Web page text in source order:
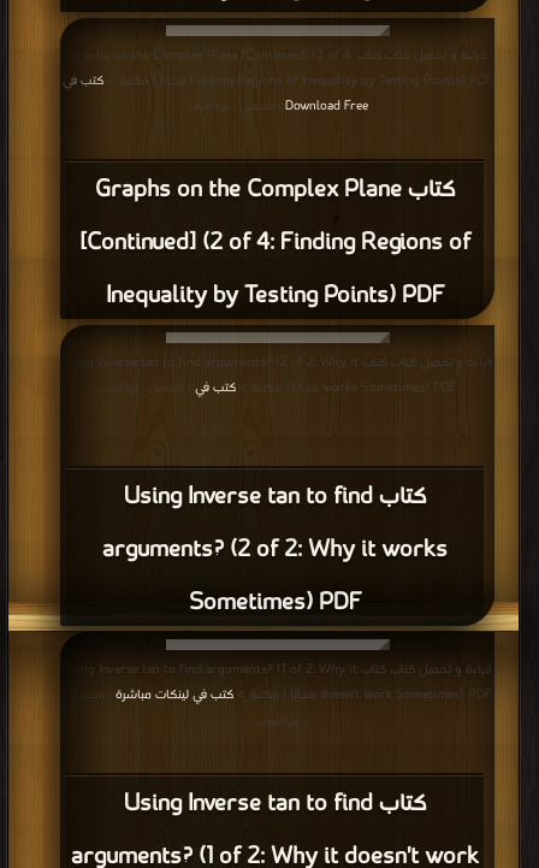
كتاب Graphs on the Complex Plane
[Continued] (2 of 4: Finding Regions of
Inequality by Testing Points) PDF
قراءة و تحميل كتاب كتاب Graphs on the Complex Plane [Continued] (2 of 4:
Finding Regions of Inequality by Testing Points) PDF مجانا | مكتبة >
كتب في
Download Free
| التحميل : مرة/مرات
كتاب Using Inverse tan to find
arguments? (2 of 2: Why it works
Sometimes) PDF
قراءة و تحميل كتاب كتاب Using Inverse tan to find arguments? (2 of 2: Why it
works Sometimes) PDF مجانا | مكتبة >
كتب في | التحميل : مرة/مرات
كتاب Using Inverse tan to find
arguments? (1 of 2: Why it doesn't work
قراءة و تحميل كتاب كتاب Using Inverse tan to find arguments? (1 of 2: Why it
doesn't work Sometimes) PDF مجانا | مكتبة >
كتب في لينكات مباشرة
| التحميل :
مرة/مرات